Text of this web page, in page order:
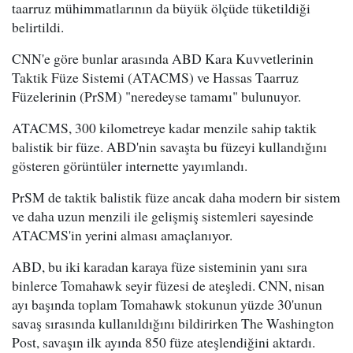
taarruz mühimmatlarının da büyük ölçüde tüketildiği
belirtildi.
CNN'e göre bunlar arasında ABD Kara Kuvvetlerinin
Taktik Füze Sistemi (ATACMS) ve Hassas Taarruz
Füzelerinin (PrSM) "neredeyse tamamı" bulunuyor.
ATACMS, 300 kilometreye kadar menzile sahip taktik
balistik bir füze. ABD'nin savaşta bu füzeyi kullandığını
gösteren görüntüler internette yayımlandı.
PrSM de taktik balistik füze ancak daha modern bir sistem
ve daha uzun menzili ile gelişmiş sistemleri sayesinde
ATACMS'in yerini alması amaçlanıyor.
ABD, bu iki karadan karaya füze sisteminin yanı sıra
binlerce Tomahawk seyir füzesi de ateşledi. CNN, nisan
ayı başında toplam Tomahawk stokunun yüzde 30'unun
savaş sırasında kullanıldığını bildirirken The Washington
Post, savaşın ilk ayında 850 füze ateşlendiğini aktardı.